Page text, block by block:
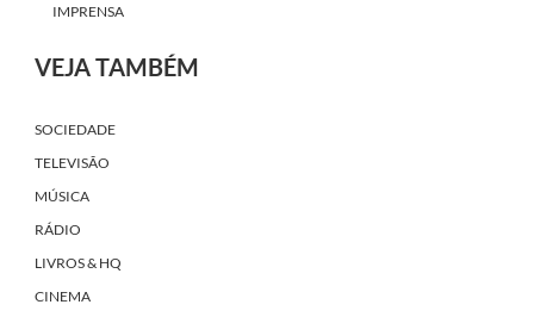
IMPRENSA
VEJA TAMBÉM
SOCIEDADE
TELEVISÃO
MÚSICA
RÁDIO
LIVROS & HQ
CINEMA